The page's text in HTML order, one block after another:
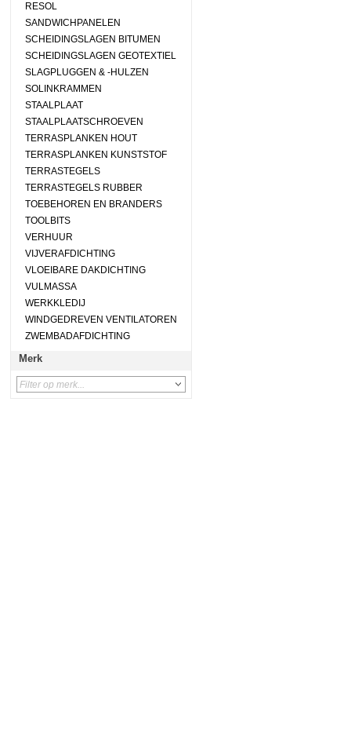
RESOL
SANDWICHPANELEN
SCHEIDINGSLAGEN BITUMEN
SCHEIDINGSLAGEN GEOTEXTIEL
SLAGPLUGGEN & -HULZEN
SOLINKRAMMEN
STAALPLAAT
STAALPLAATSCHROEVEN
TERRASPLANKEN HOUT
TERRASPLANKEN KUNSTSTOF
TERRASTEGELS
TERRASTEGELS RUBBER
TOEBEHOREN EN BRANDERS
TOOLBITS
VERHUUR
VIJVERAFDICHTING
VLOEIBARE DAKDICHTING
VULMASSA
WERKKLEDIJ
WINDGEDREVEN VENTILATOREN
ZWEMBADAFDICHTING
Merk